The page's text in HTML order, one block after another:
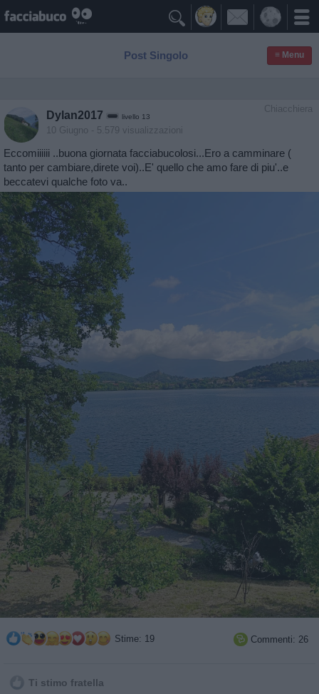

Post Singolo ≡ Menu
Chiacchiera
Dylan2017 livello 13
10 Giugno - 5.579 visualizzazioni
Eccomiiiiii ..buona giornata facciabucolosi...Ero a camminare (
tanto per cambiare,direte voi)..E' quello che amo fare di piu'..e
beccatevi qualche foto va..
Stime: 19  Commenti: 26
Ti stimo fratella